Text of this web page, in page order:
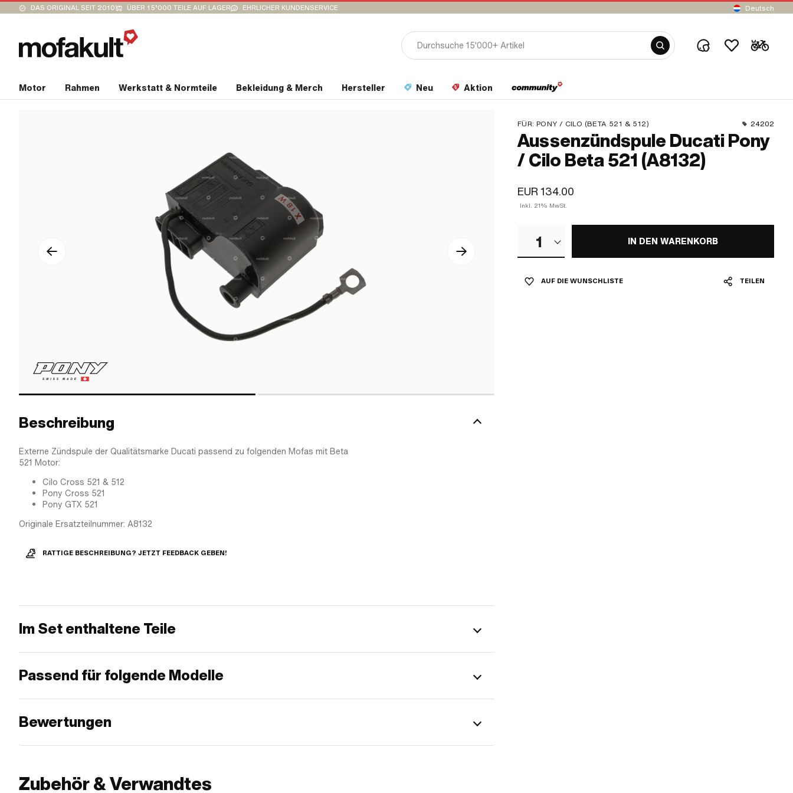
DAS ORIGINAL SEIT 2010 ÜBER 15’000 TEILE AUF LAGER EHRLICHER KUNDENSERVICE Deutsch
Motor Rahmen Werkstatt & Normteile Bekleidung & Merch Hersteller Neu Aktion
FÜR: PONY / CILO (BETA 521 & 512) 24202
Aussenzündspule Ducati Pony
/ Cilo Beta 521 (A8132)
EUR 134.00
Inkl. 21% MwSt.
1 IN DEN WARENKORB
AUF DIE WUNSCHLISTE TEILEN
Beschreibung
Externe Zündspule der Qualitätsmarke Ducati passend zu folgenden Mofas mit Beta
521 Motor:
Cilo Cross 521 & 512
Pony Cross 521
Pony GTX 521
Originale Ersatzteilnummer: A8132
RATTIGE BESCHREIBUNG? JETZT FEEDBACK GEBEN!
Im Set enthaltene Teile
Passend für folgende Modelle
Bewertungen
Zubehör & Verwandtes